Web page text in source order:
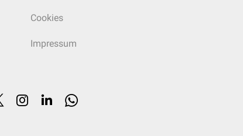
Cookies
Impressum